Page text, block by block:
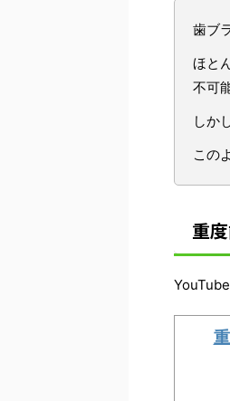
歯ブ
ほと
不可
しか
この
重